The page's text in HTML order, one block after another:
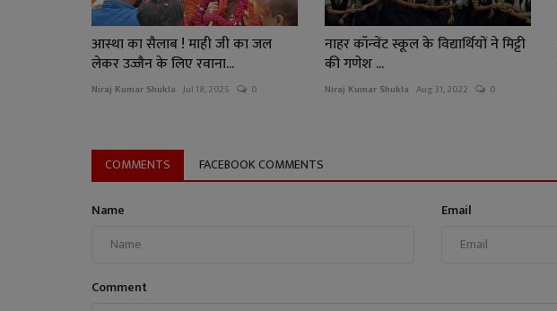
आस्था का सैलाब ! माही जी का जल
लेकर उज्जैन के लिए रवाना...
Niraj Kumar Shukla Jul 18, 2025 0
नाहर कॉन्वेंट स्कूल के विद्यार्थियों ने मिट्टी
की गणेश ...
Niraj Kumar Shukla Aug 31, 2022 0
COMMENTS FACEBOOK COMMENTS
Name Email
Comment